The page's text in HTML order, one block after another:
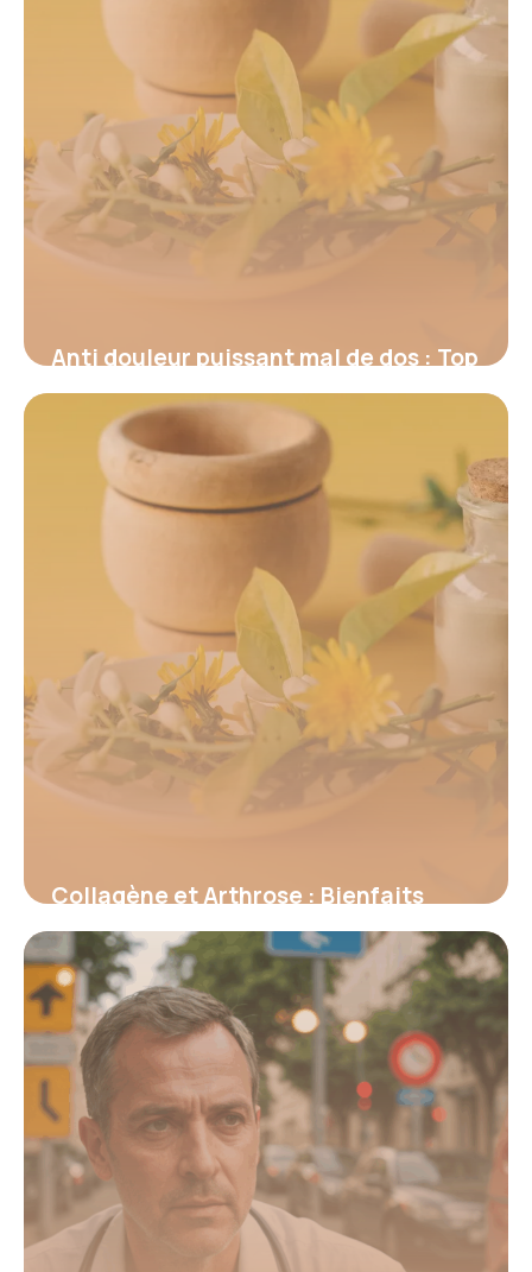
Anti douleur puissant mal de dos : Top
2026
17 juin 2026
Collagène et Arthrose : Bienfaits
Prouvés 2026
16 juin 2026